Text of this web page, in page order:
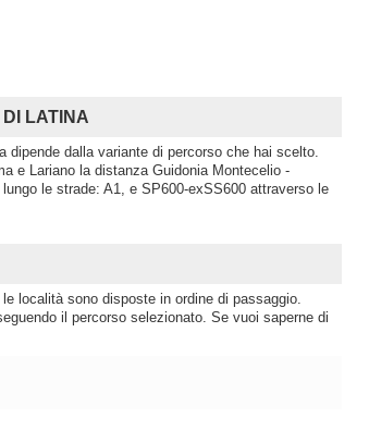
LATINA
dalla variante di percorso che hai scelto.
e Lariano la distanza Guidonia Montecelio -
le strade: A1, e SP600-exSS600 attraverso le
località sono disposte in ordine di passaggio.
il percorso selezionato. Se vuoi saperne di